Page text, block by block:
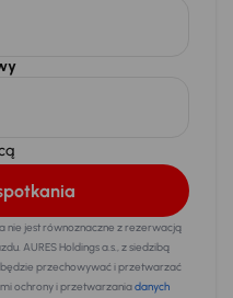
nie jest równoznaczne z rezerwacją
AURES Holdings a.s., z siedzibą
będzie przechowywać i przetwarzać
ochrony i przetwarzaniadanych